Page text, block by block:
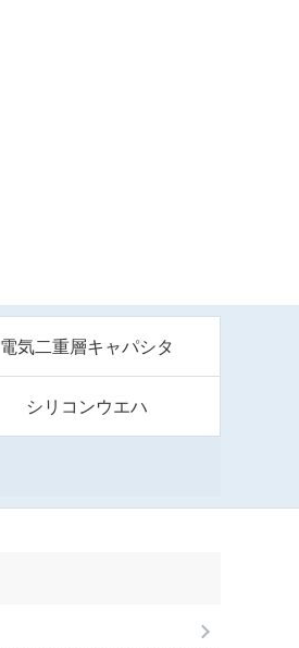
電気二重層キャパシタ
シリコンウエハ